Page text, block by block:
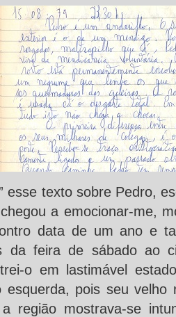
esse texto sobre Pedro,
a emocionar-me,
data de um ano e
da feira de sábado ao
o em lastimável
esquerda, pois seu velho
região mostrava-se